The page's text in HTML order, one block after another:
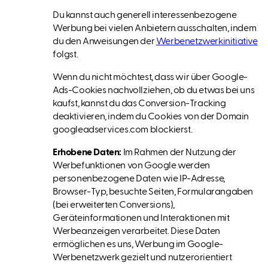
Du kannst auch generell interessenbezogene
Werbung bei vielen Anbietern ausschalten, indem
du den Anweisungen der Werbenetzwerkinitiative
folgst.
Wenn du nicht möchtest, dass wir über Google-
Ads-Cookies nachvollziehen, ob du etwas bei uns
kaufst, kannst du das Conversion-Tracking
deaktivieren, indem du Cookies von der Domain
googleadservices.com blockierst.
Erhobene Daten: Im Rahmen der Nutzung der
Werbefunktionen von Google werden
personenbezogene Daten wie IP-Adresse,
Browser-Typ, besuchte Seiten, Formularangaben
(bei erweiterten Conversions),
Geräteinformationen und Interaktionen mit
Werbeanzeigen verarbeitet. Diese Daten
ermöglichen es uns, Werbung im Google-
Werbenetzwerk gezielt und nutzerorientiert